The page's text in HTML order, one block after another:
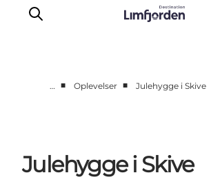
Smagsoplevelser
Autocamperferie
… ■ Oplevelser ■ Julehygge i Skive
Julehygge i Skive